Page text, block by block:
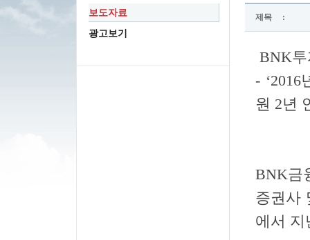
보도자료
광고보기
제목 :
BNK투
-
원 2년
BNK금
증권사
에서 지